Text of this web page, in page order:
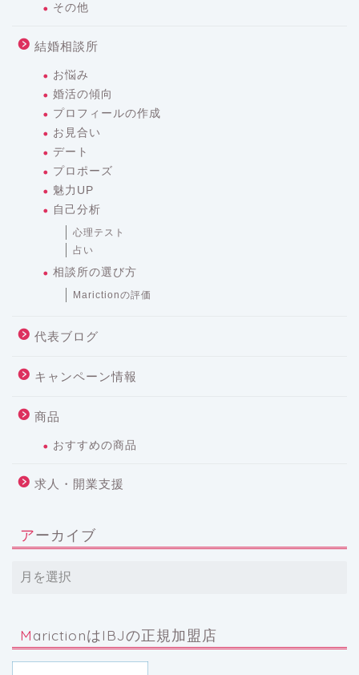
その他
結婚相談所
お悩み
婚活の傾向
プロフィールの作成
お見合い
デート
プロポーズ
魅力UP
自己分析
心理テスト
占い
相談所の選び方
Marictionの評価
代表ブログ
キャンペーン情報
商品
おすすめの商品
求人・開業支援
アーカイブ
MarictionはIBJの正規加盟店